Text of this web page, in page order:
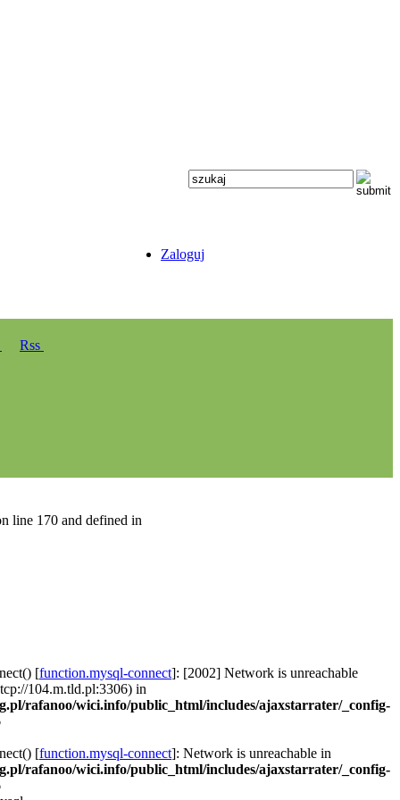
Zaloguj
Rss
line 170 and defined in
[function.mysql-connect]: [2002] Network is unreachable
104.m.tld.pl:3306) in
rafanoo/wici.info/public_html/includes/ajaxstarrater/_config-
[function.mysql-connect]: Network is unreachable in
rafanoo/wici.info/public_html/includes/ajaxstarrater/_config-